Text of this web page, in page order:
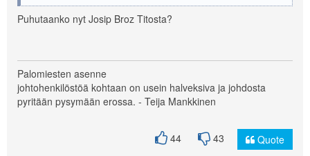
Puhutaanko nyt Josip Broz Titosta?
Palomiesten asenne
johtohenkilöstöä kohtaan on usein halveksiva ja johdosta
pyritään pysymään erossa. - Teija Mankkinen
44 43 Quote